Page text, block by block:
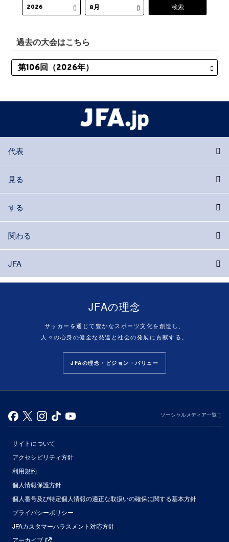
過去の大会はこちら
代表
見る
する
関わる
JFA
JFAの理念
サッカーを通じて豊かなスポーツ文化を創造し、
人々の心身の健全な発達と社会の発展に貢献する。
JFAの理念・ビジョン・バリュー
ソーシャルメディア一覧
サイトについて
アクセシビリティ方針
利用規約
個人情報保護方針
個人番号及び特定個人情報の適正な取扱いの確保に関する基本方針
プライバシーポリシー
JFAカスタマーハラスメント対応方針
アーカイブ